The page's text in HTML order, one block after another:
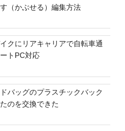
（かぶせる）編集方法
クにリアキャリアで自転車通
トPC対応
バッグのプラスチックバック
のを交換できた